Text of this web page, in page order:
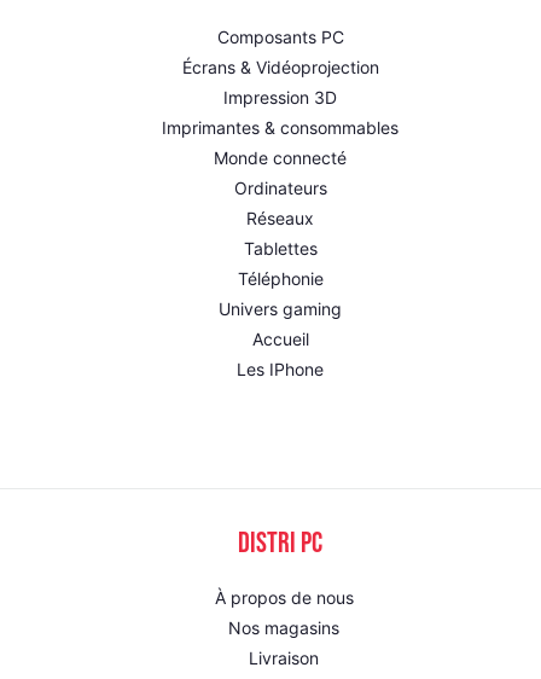
Composants PC
Écrans & Vidéoprojection
Impression 3D
Imprimantes & consommables
Monde connecté
Ordinateurs
Réseaux
Tablettes
Téléphonie
Univers gaming
Accueil
Les IPhone
DISTRI PC
À propos de nous
Nos magasins
Livraison